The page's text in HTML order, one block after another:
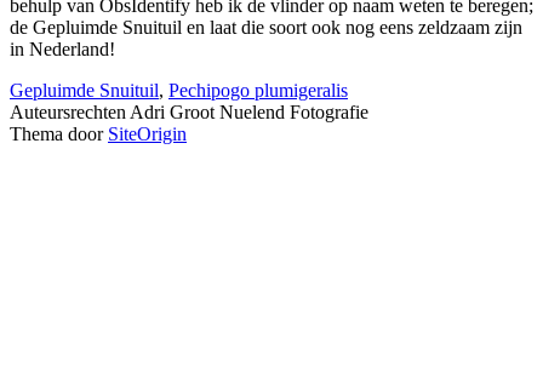
behulp van ObsIdentify heb ik de vlinder op naam weten te beregen;
de Gepluimde Snuituil en laat die soort ook nog eens zeldzaam zijn
in Nederland!
Gepluimde Snuituil, Pechipogo plumigeralis
Auteursrechten Adri Groot Nuelend Fotografie
Thema door SiteOrigin